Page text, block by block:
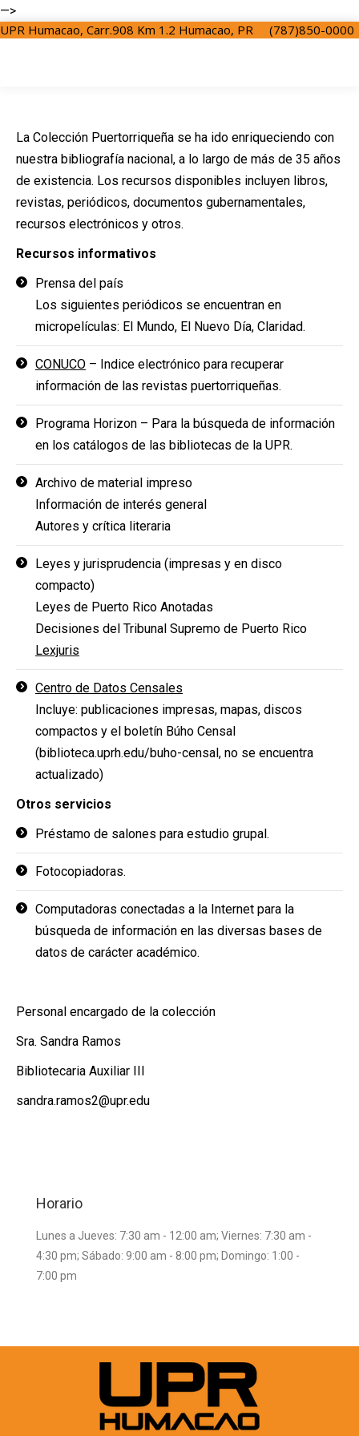
—>
UPR Humacao, Carr.908 Km 1.2 Humacao, PR (787)850-0000
La Colección Puertorriqueña se ha ido enriqueciendo con
nuestra bibliografía nacional, a lo largo de más de 35 años
de existencia. Los recursos disponibles incluyen libros,
revistas, periódicos, documentos gubernamentales,
recursos electrónicos y otros.
Recursos informativos
Prensa del país
Los siguientes periódicos se encuentran en
micropelículas: El Mundo, El Nuevo Día, Claridad.
CONUCO – Indice electrónico para recuperar
información de las revistas puertorriqueñas.
Programa Horizon – Para la búsqueda de información
en los catálogos de las bibliotecas de la UPR.
Archivo de material impreso
Información de interés general
Autores y crítica literaria
Leyes y jurisprudencia (impresas y en disco
compacto)
Leyes de Puerto Rico Anotadas
Decisiones del Tribunal Supremo de Puerto Rico
Lexjuris
Centro de Datos Censales
Incluye: publicaciones impresas, mapas, discos
compactos y el boletín Búho Censal
(biblioteca.uprh.edu/buho-censal, no se encuentra
actualizado)
Otros servicios
Préstamo de salones para estudio grupal.
Fotocopiadoras.
Computadoras conectadas a la Internet para la
búsqueda de información en las diversas bases de
datos de carácter académico.
Personal encargado de la colección
Sra. Sandra Ramos
Bibliotecaria Auxiliar III
sandra.ramos2@upr.edu
Horario
Lunes a Jueves: 7:30 am - 12:00 am; Viernes: 7:30 am -
4:30 pm; Sábado: 9:00 am - 8:00 pm; Domingo: 1:00 -
7:00 pm